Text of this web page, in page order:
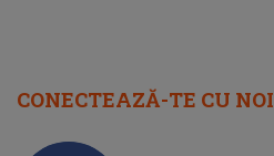
CONECTEAZĂ-TE CU NOI